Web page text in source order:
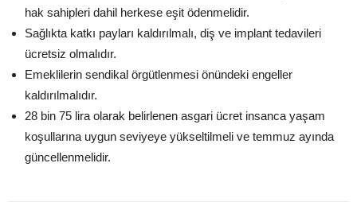
hak sahipleri dahil herkese eşit ödenmelidir.
Sağlıkta katkı payları kaldırılmalı, diş ve implant tedavileri
ücretsiz olmalıdır.
Emeklilerin sendikal örgütlenmesi önündeki engeller
kaldırılmalıdır.
28 bin 75 lira olarak belirlenen asgari ücret insanca yaşam
koşullarına uygun seviyeye yükseltilmeli ve temmuz ayında
güncellenmelidir.